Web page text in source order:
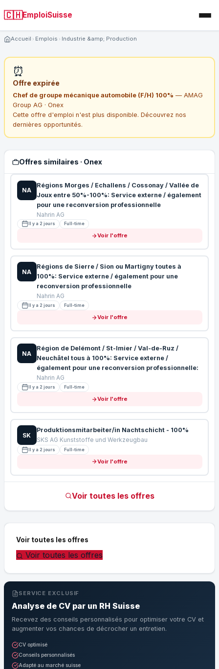
🇨🇭EmploiSuisse
Accueil Emplois Industrie &amp; Production
⏰
Offre expirée
Chef de groupe mécanique automobile (F/H) 100% — AMAG
Group AG · Onex
Cette offre d'emploi n'est plus disponible. Découvrez nos
dernières opportunités.
Offres similaires · Onex
NA
Régions Morges / Echallens / Cossonay / Vallée de
Joux entre 50%-100%: Service externe / également
pour une reconversion professionnelle
Nahrin AG
Il y a 2 jours Full-time
Voir l'offre
NA
Régions de Sierre / Sion ou Martigny toutes à
100%: Service externe / également pour une
reconversion professionnelle
Nahrin AG
Il y a 2 jours Full-time
Voir l'offre
NA
Région de Delémont / St-Imier / Val-de-Ruz /
Neuchâtel tous à 100%: Service externe /
également pour une reconversion professionnelle:
Nahrin AG
Il y a 2 jours Full-time
Voir l'offre
SK
Produktionsmitarbeiter/in Nachtschicht - 100%
SKS AG Kunststoffe und Werkzeugbau
Il y a 2 jours Full-time
Voir l'offre
Voir toutes les offres
Voir toutes les offres
Voir toutes les offres
SERVICE EXCLUSIF
Analyse de CV par un RH Suisse
Recevez des conseils personnalisés pour optimiser votre CV et
augmenter vos chances de décrocher un entretien.
CV optimisé
Conseils personnalisés
Adapté au marché suisse